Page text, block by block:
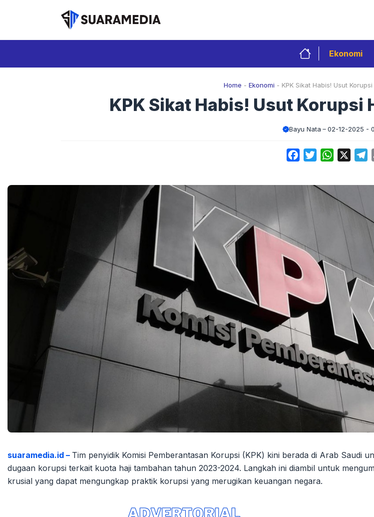
Ekonomi
Home - Ekonomi - KPK Sikat Habis! Usut
KPK Sikat Habis! Usut Korupsi
Bayu Nata 02-12-2025 -
FacebookTwitterWhatsApp
suaramedia.id – Tim penyidik Komisi Pemberantasan Korupsi (KPK) kini berada di Arab Saudi
dugaan korupsi terkait kuota haji tambahan tahun 2023-2024. Langkah ini diambil untuk
krusial yang dapat mengungkap praktik korupsi yang merugikan keuangan negara.